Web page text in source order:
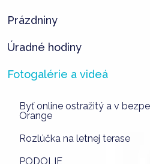
Prázdniny
Úradné hodiny
Fotogalérie a videá
Byť online ostražitý a v
Orange
Rozlúčka na letnej terase
PODOLIE